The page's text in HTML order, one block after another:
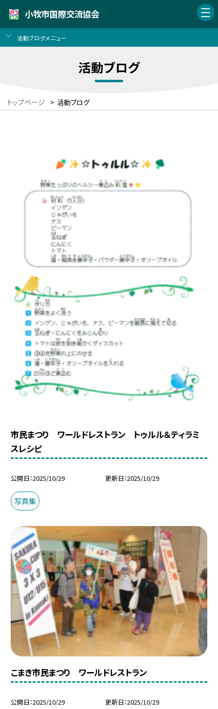
小牧市国際交流協会
活動ブログメニュー
活動ブログ
トップページ > 活動ブログ
市民まつり ワールドレストラン トゥルル＆ティラミ
スレシピ
公開日 2025/10/29 更新日 2025/10/29
写真集
こまき市民まつり ワールドレストラン
公開日 2025/10/29 更新日 2025/10/29